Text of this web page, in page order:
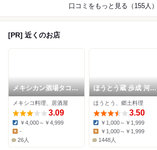
口コミをもっと見る（155人）
[PR] 近くのお店
メキシカン酒場タコド
ール
メキシコ料理、居酒屋
3.09
Dinner:
￥4,000～￥4,999
Lunch:
-
26人
ほうとう蔵 歩成 河口
湖店
ほうとう、郷土料理
3.50
Dinner:
￥1,000～￥1,999
￥1,000～￥1,999
1448人